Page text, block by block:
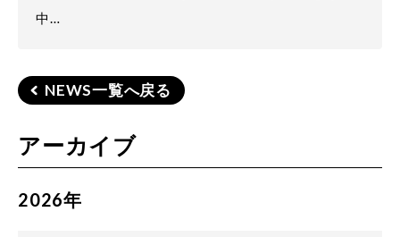
中…
NEWS一覧へ戻る
アーカイブ
2026年